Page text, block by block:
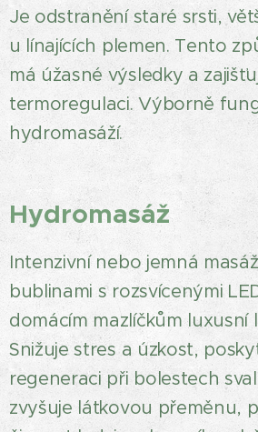
Je odstranění staré srsti,
u línajících plemen. Tento
má úžasné výsledky a
termoregulaci. Výborně
hydromasáží.
Hydromasáž
Intenzivní nebo jemná
bublinami s rozsvícenými
domácím mazlíčkům luxusní
Snižuje stres a úzkost,
regeneraci při bolestech
zvyšuje látkovou přeměnu,